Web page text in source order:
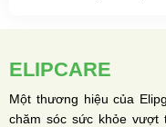
ELIPCARE
Một thương hiệu của
chăm sóc sức khỏe vượt